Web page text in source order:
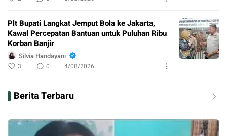
Plt Bupati Langkat Jemput Bola ke Jakarta,
Kawal Percepatan Bantuan untuk Puluhan Ribu
Korban Banjir
Silvia Handayani
3 0 4/08/2026
Berita Terbaru